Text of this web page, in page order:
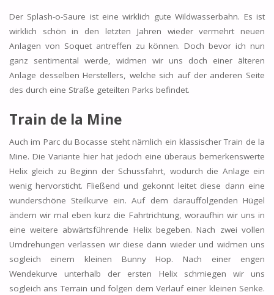
Der Splash-o-Saure ist eine wirklich gute Wildwasserbahn. Es ist
wirklich schön in den letzten Jahren wieder vermehrt neuen
Anlagen von Soquet antreffen zu können. Doch bevor ich nun
ganz sentimental werde, widmen wir uns doch einer älteren
Anlage desselben Herstellers, welche sich auf der anderen Seite
des durch eine Straße geteilten Parks befindet.
Train de la Mine
Auch im Parc du Bocasse steht nämlich ein klassischer Train de la
Mine. Die Variante hier hat jedoch eine überaus bemerkenswerte
Helix gleich zu Beginn der Schussfahrt, wodurch die Anlage ein
wenig hervorsticht. Fließend und gekonnt leitet diese dann eine
wunderschöne Steilkurve ein. Auf dem darauffolgenden Hügel
ändern wir mal eben kurz die Fahrtrichtung, woraufhin wir uns in
eine weitere abwärtsführende Helix begeben. Nach zwei vollen
Umdrehungen verlassen wir diese dann wieder und widmen uns
sogleich einem kleinen Bunny Hop. Nach einer engen
Wendekurve unterhalb der ersten Helix schmiegen wir uns
sogleich ans Terrain und folgen dem Verlauf einer kleinen Senke.